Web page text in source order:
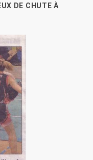
DE CHUTE À